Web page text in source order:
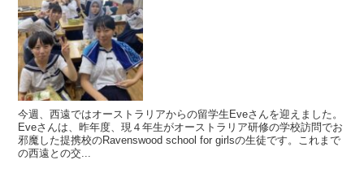
今週、西遠ではオーストラリアからの留学生Eveさんを迎えました。
Eveさんは、昨年度、現４年生がオーストラリア研修の学校訪問でお
邪魔した提携校のRavenswood school for girlsの生徒です。これまで
の西遠との交...